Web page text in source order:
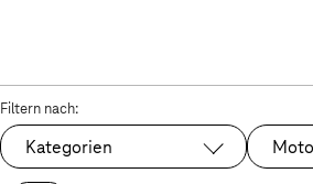
Filtern nach:
Kategorien